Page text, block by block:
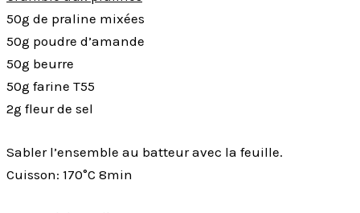
50g de praline mixées
50g poudre d’amande
50g beurre
50g farine T55
2g fleur de sel
Sabler l’ensemble au batteur avec la feuille.
Cuisson: 170°C 8min